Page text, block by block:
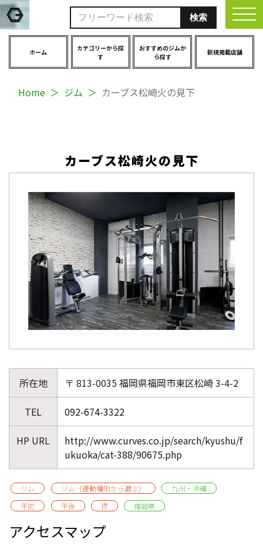
ホーム
カテゴリーから探
す
おすすめのジムか
ら探す
新規掲載店舗
Home ジム カーブス松崎火の見下
カーブス松崎火の見下
所在地 〒 813-0035 福岡県福岡市東区松崎 3-4-2
TEL 092-674-3322
HP URL
http://www.curves.co.jp/search/kyushu/f
ukuoka/cat-388/90675.php
ジム ジム（運動種別から選ぶ）
九州・沖縄
午前
午後 夜 福岡県
アクセスマップ